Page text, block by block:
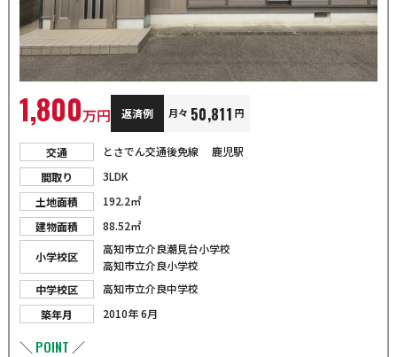
1,800万円 返済例 月々 50,811 円
交通 とさでん交通後免線 鹿児駅
間取り
3LDK
土地面積
192.2㎡
建物面積
88.52㎡
小学校区
高知市立介良潮見台小学校
高知市立介良小学校
中学校区
高知市立介良中学校
築年月
2010年 6月
＼ POINT ／